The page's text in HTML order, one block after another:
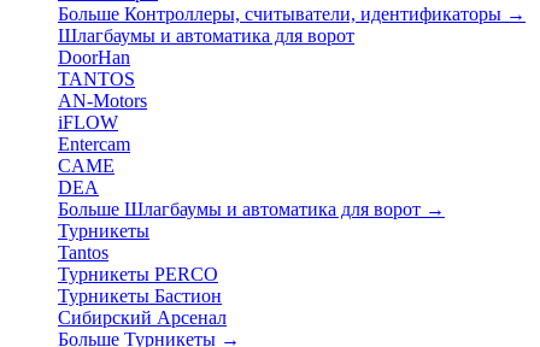
Больше Контроллеры, считыватели, идентификаторы →
Шлагбаумы и автоматика для ворот
DoorHan
TANTOS
AN-Motors
iFLOW
Entercam
CAME
DEA
Больше Шлагбаумы и автоматика для ворот →
Турникеты
Tantos
Турникеты PERCO
Турникеты Бастион
Сибирский Арсенал
Больше Турникеты →